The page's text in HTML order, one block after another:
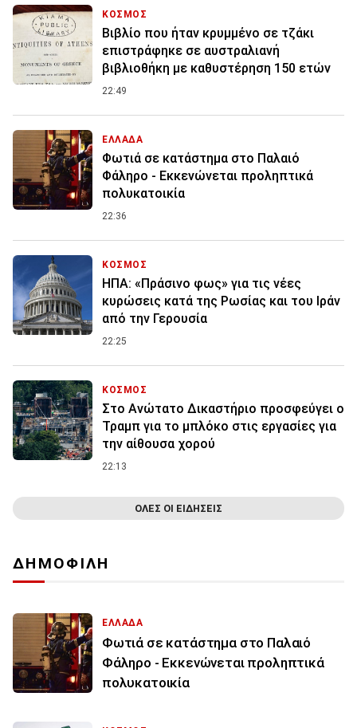
ΚΟΣΜΟΣ
Βιβλίο που ήταν κρυμμένο σε τζάκι
επιστράφηκε σε αυστραλιανή
βιβλιοθήκη με καθυστέρηση 150 ετών
22:49
ΕΛΛΑΔΑ
Φωτιά σε κατάστημα στο Παλαιό
Φάληρο - Εκκενώνεται προληπτικά
πολυκατοικία
22:36
ΚΟΣΜΟΣ
ΗΠΑ: «Πράσινο φως» για τις νέες
κυρώσεις κατά της Ρωσίας και του Ιράν
από την Γερουσία
22:25
ΚΟΣΜΟΣ
Στο Ανώτατο Δικαστήριο προσφεύγει ο
Τραμπ για το μπλόκο στις εργασίες για
την αίθουσα χορού
22:13
ΟΛΕΣ ΟΙ ΕΙΔΗΣΕΙΣ
ΔΗΜΟΦΙΛΗ
ΕΛΛΑΔΑ
Φωτιά σε κατάστημα στο Παλαιό
Φάληρο - Εκκενώνεται προληπτικά
πολυκατοικία